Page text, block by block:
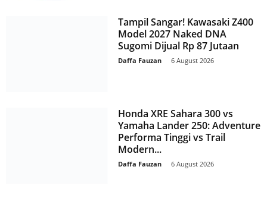
Tampil Sangar! Kawasaki Z400
Model 2027 Naked DNA
Sugomi Dijual Rp 87 Jutaan
Daffa Fauzan 6 August 2026
Honda XRE Sahara 300 vs
Yamaha Lander 250: Adventure
Performa Tinggi vs Trail
Modern...
Daffa Fauzan 6 August 2026